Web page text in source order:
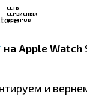
СЕТЬ
СЕРВИСНЫХ
ЦЕНТРОВ
на Apple Watch
и